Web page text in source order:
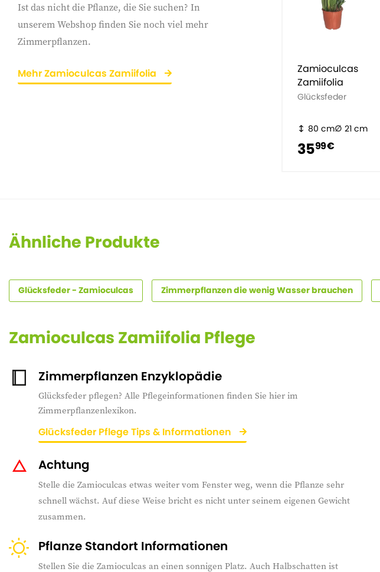
Ist das nicht die Pflanze, die Sie suchen? In
unserem Webshop finden Sie noch viel mehr
Zimmerpflanzen.
Mehr Zamioculcas Zamiifolia
Zamioculcas
Zamiifolia
Glücksfeder
80 cm 21 cm
3599 €
Ähnliche Produkte
Glücksfeder - Zamioculcas Zimmerpflanzen die wenig Wasser brauchen
Zamioculcas Zamiifolia Pflege
Zimmerpflanzen Enzyklopädie
Glücksfeder pflegen? Alle Pflegeinformationen finden Sie hier im
Zimmerpflanzenlexikon.
Glücksfeder Pflege Tips & Informationen
Achtung
Stelle die Zamioculcas etwas weiter vom Fenster weg, wenn die Pflanze sehr
schnell wächst. Auf diese Weise bricht es nicht unter seinem eigenen Gewicht
zusammen.
Pflanze Standort Informationen
Stellen Sie die Zamioculcas an einen sonnigen Platz. Auch Halbschatten ist